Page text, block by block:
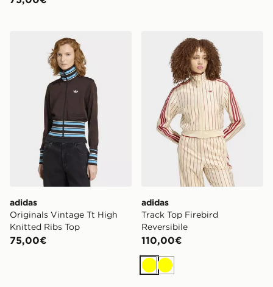
adidas Originals Vintage Tt High Knitted Ribs Top
adidas
Originals Vintage Tt High
Knitted Ribs Top
75,00€
adidas Track Top Firebird
adidas
Track Top Firebird
Reversibile
110,00€
GialloGiallo